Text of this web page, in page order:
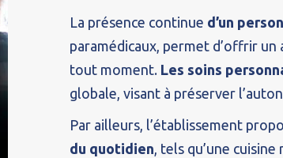
La présence continue d’un
paramédicaux, permet d’offrir
tout moment. Les soins
globale, visant à préserver
Par ailleurs, l’établissement
du quotidien, tels qu’une